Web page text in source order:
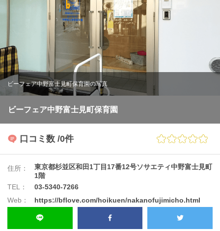
ビーフェア中野富士見町保育園の写真
ビーフェア中野富士見町保育園
口コミ数 /0件
住所：
東京都杉並区和田1丁目17番12号ソサエティ中野富士見町
1階
TEL：
03-5340-7266
Web：
https://bflove.com/hoikuen/nakanofujimicho.html